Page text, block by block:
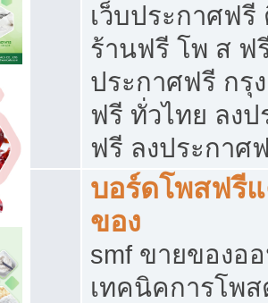
เว็บประกาศฟ
ร้านฟรี โพ ส ฟ
ประกาศฟรี กรุ
ฟรี ทั่วไทย ลง
ฟรี ลงประกาศ
บอร์ดโพสฟรี
ของ
smf ขายของอ
เทคนิคการโพ